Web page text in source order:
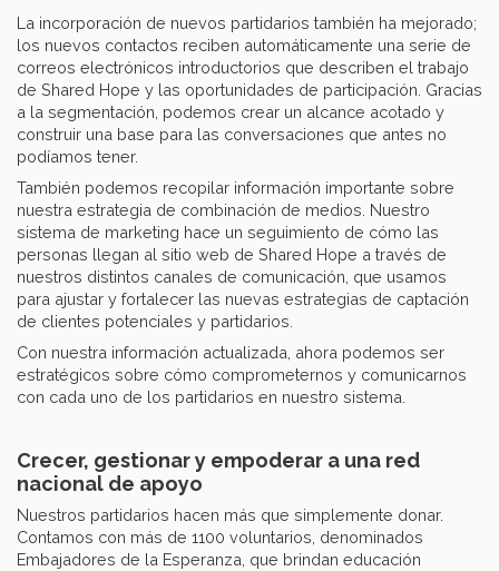
La incorporación de nuevos partidarios también ha mejorado;
los nuevos contactos reciben automáticamente una serie de
correos electrónicos introductorios que describen el trabajo
de Shared Hope y las oportunidades de participación. Gracias
a la segmentación, podemos crear un alcance acotado y
construir una base para las conversaciones que antes no
podíamos tener.
También podemos recopilar información importante sobre
nuestra estrategia de combinación de medios. Nuestro
sistema de marketing hace un seguimiento de cómo las
personas llegan al sitio web de Shared Hope a través de
nuestros distintos canales de comunicación, que usamos
para ajustar y fortalecer las nuevas estrategias de captación
de clientes potenciales y partidarios.
Con nuestra información actualizada, ahora podemos ser
estratégicos sobre cómo comprometernos y comunicarnos
con cada uno de los partidarios en nuestro sistema.
Crecer, gestionar y empoderar a una red
nacional de apoyo
Nuestros partidarios hacen más que simplemente donar.
Contamos con más de 1100 voluntarios, denominados
Embajadores de la Esperanza, que brindan educación